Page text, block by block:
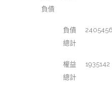
負債
負債
總計
2405456
權益
總計
1935142